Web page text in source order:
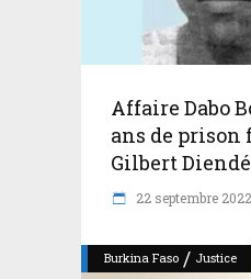
Affaire Dabo
ans de prison
Gilbert
22 septembre 2022
Burkina Faso / Justice